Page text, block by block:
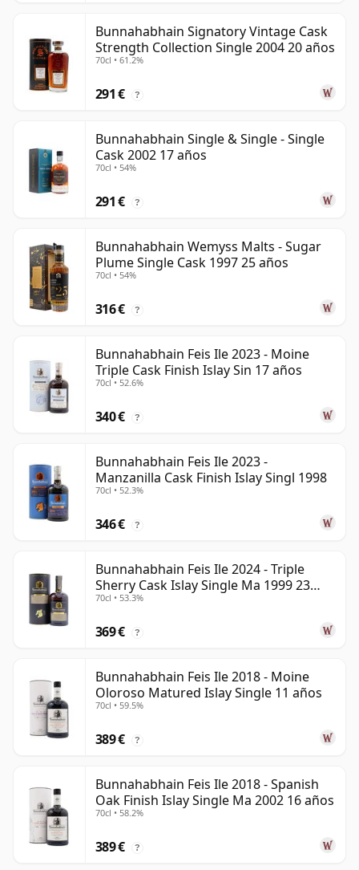
Bunnahabhain Signatory Vintage Cask
Strength Collection Single 2004 20 años
70cl • 61.2%
291 € ?
Bunnahabhain Single & Single - Single
Cask 2002 17 años
70cl • 54%
291 € ?
Bunnahabhain Wemyss Malts - Sugar
Plume Single Cask 1997 25 años
70cl • 54%
316 € ?
Bunnahabhain Feis Ile 2023 - Moine
Triple Cask Finish Islay Sin 17 años
70cl • 52.6%
340 € ?
Bunnahabhain Feis Ile 2023 -
Manzanilla Cask Finish Islay Singl 1998
70cl • 52.3%
346 € ?
Bunnahabhain Feis Ile 2024 - Triple
Sherry Cask Islay Single Ma 1999 23
años
70cl • 53.3%
369 € ?
Bunnahabhain Feis Ile 2018 - Moine
Oloroso Matured Islay Single 11 años
70cl • 59.5%
389 € ?
Bunnahabhain Feis Ile 2018 - Spanish
Oak Finish Islay Single Ma 2002 16 años
70cl • 58.2%
389 € ?